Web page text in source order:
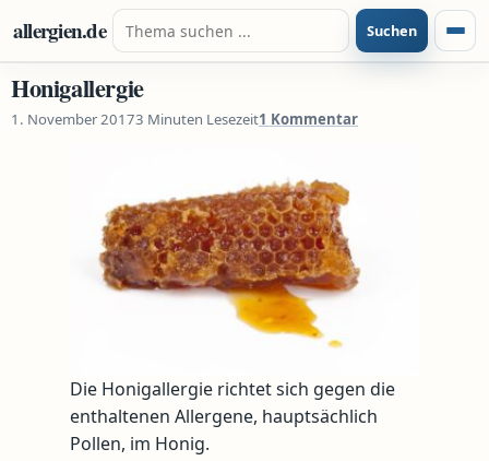
Zum Inhalt springen
allergien.de Suche nach: Suchen
Honigallergie
1. November 20173 Minuten Lesezeit1 Kommentar
Die Honigallergie richtet sich gegen die
enthaltenen Allergene, hauptsächlich
Pollen, im Honig.